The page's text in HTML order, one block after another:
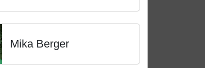
Mika Berger